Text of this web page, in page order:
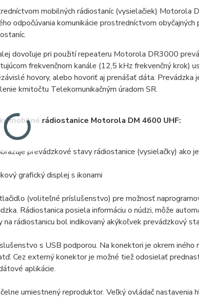
mobilných rádiostaníc (vysielačiek)
odpočúvania komunikácie prostredníctvom obyčajných
dovoľuje pri použití repeateru Motorola DR3000
frekvenčnom kanále (12,5 kHz frekvenčný krok)
hovory, alebo hovoriť aj prenášať dáta. Prevádzka
kmitočtu Telekomunikačným úradom SR.
mobilné rádiostanice Motorola DM 4600 UHF:
prevádzkové stavy rádiostanice (vysielačky) ako
grafický displej s ikonami
(voliteľné príslušenstvo) pre možnosť
Rádiostanica posiela informáciu o núdzi, môže
rádiostanicu bol indikovaný akýkoľvek prevádzkový
s USB podporou. Na konektori je okrem iného
Cez externý konektor je možné tiež odosielať
aplikácie.
umiestnený reproduktor. Veľký ovládač nastavenia